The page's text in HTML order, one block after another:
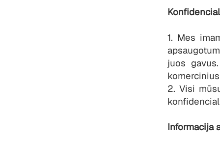
1. Mes
juos
2. Visi
Informacija